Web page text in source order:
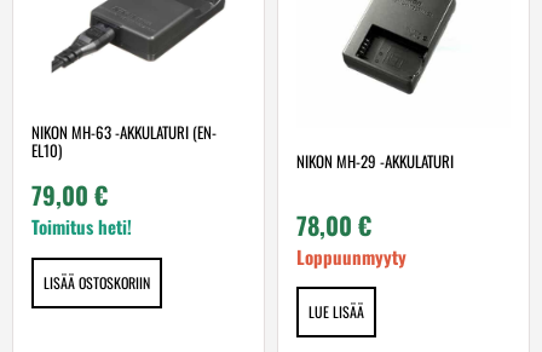
NIKON MH-63 -AKKULATURI (EN-
EL10)
79,00 €
Toimitus heti!
LISÄÄ OSTOSKORIIN
NIKON MH-29 -AKKULATURI
78,00 €
Loppuunmyyty
LUE LISÄÄ